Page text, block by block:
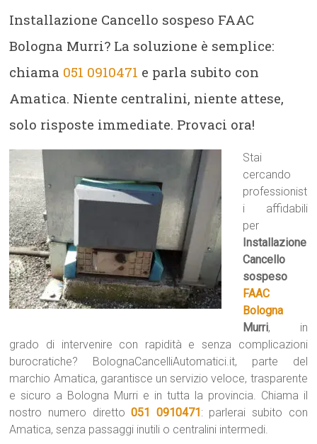
Installazione Cancello sospeso FAAC
Bologna Murri? La soluzione è semplice:
chiama 051 0910471 e parla subito con
Amatica. Niente centralini, niente attese,
solo risposte immediate. Provaci ora!
Stai
cercando
professionist
i affidabili
per
Installazione
Cancello
sospeso
FAAC
Bologna
Murri, in
grado di intervenire con rapidità e senza complicazioni
burocratiche? BolognaCancelliAutomatici.it, parte del
marchio Amatica, garantisce un servizio veloce, trasparente
e sicuro a Bologna Murri e in tutta la provincia. Chiama il
nostro numero diretto051 0910471: parlerai subito con
Amatica, senza passaggi inutili o centralini intermedi.